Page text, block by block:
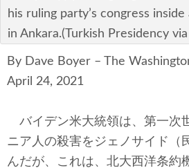
エネルギー・環境
サイバーセキュリティ―
航空宇宙・防衛
国境・移民政策
テクノロジー
his ruling party’s congress inside
in Ankara.(Turkish Presidency via
By Dave Boyer – The
April 24, 2021
バイデン米大統領は、第一次
ニア人の殺害をジェノサイド（
んだが、これは、北大西洋条約